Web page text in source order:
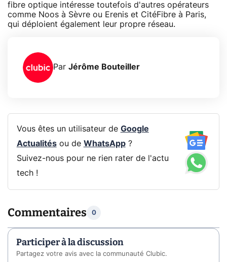
fibre optique intéresse toutefois d'autres opérateurs
comme Noos à Sèvre ou Erenis et CitéFibre à Paris,
qui déploient également leur propre réseau.
Par Jérôme Bouteiller
Vous êtes un utilisateur de Google
Actualitésou de WhatsApp?
Suivez-nous pour ne rien rater de l'actu
tech !
Commentaires 0
Participer à la discussion
Partagez votre avis avec la communauté Clubic.